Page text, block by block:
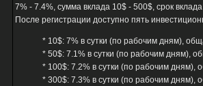
7% - 7.4%, сумма вклада 10$ - 500$, срок
После регистрации доступно пять
* 10$: 7% в сутки (по рабочим дням),
* 50$: 7.1% в сутки (по рабочим дням),
* 100$: 7.2% в сутки (по рабочим дням),
* 300$: 7.3% в сутки (по рабочим дням),